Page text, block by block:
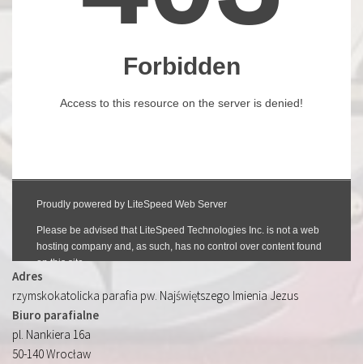
Adres
rzymskokatolicka parafia pw. Najświętszego Imienia Jezus
Biuro parafialne
pl. Nankiera 16a
50-140 Wrocław